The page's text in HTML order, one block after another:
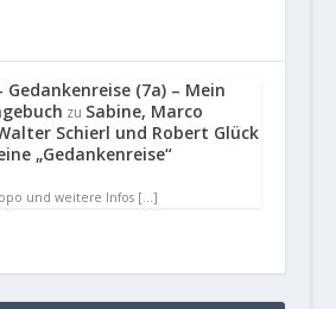
Gedankenreise (7a) – Mein
zu Sabine, Marco
Schierl und Robert Glück
„Gedankenreise“
und weitere Infos […]